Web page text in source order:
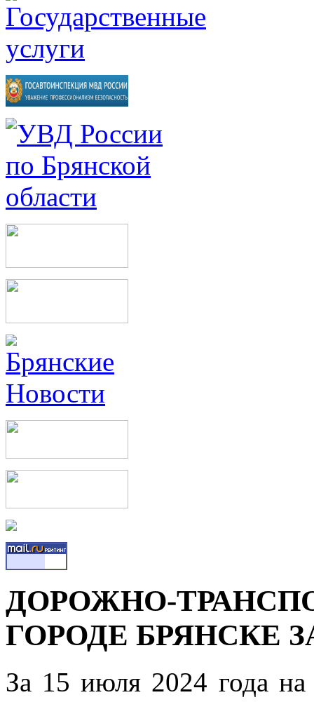
ДОРОЖНО-
ГОРОДЕ БРЯНСКЕ
За 15 июля 2024 года на